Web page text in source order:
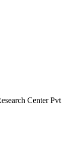
Center Pvt